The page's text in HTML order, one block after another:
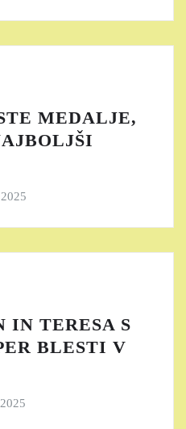
MEDALJE,
IN TERESA S
BLESTI V